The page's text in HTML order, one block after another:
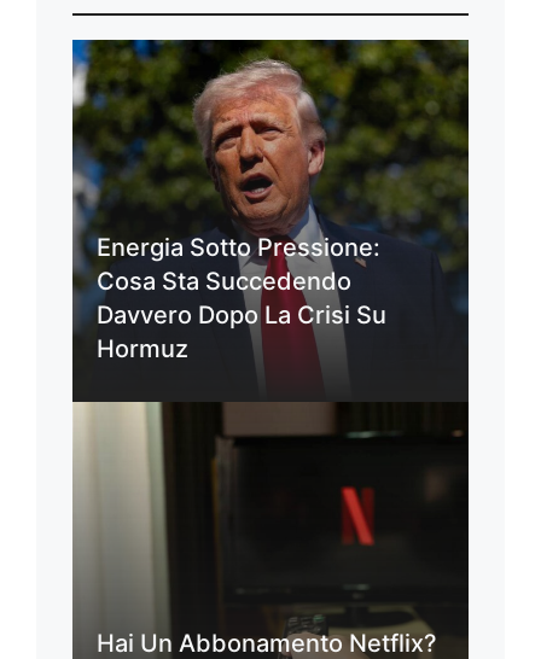
Energia Sotto Pressione:
Cosa Sta Succedendo
Davvero Dopo La Crisi Su
Hormuz
Hai Un Abbonamento Netflix?